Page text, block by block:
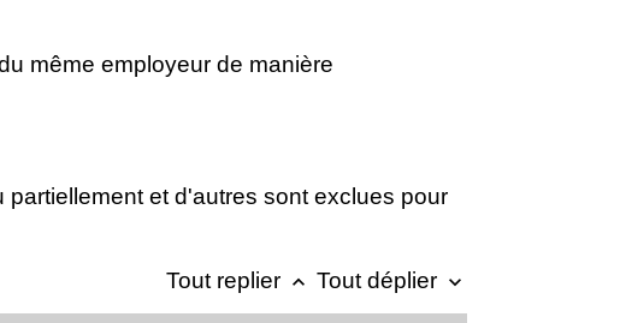
même employeur de manière
et d'autres sont exclues pour
Tout replier keyboard_arrow_up Tout déplier keyboard_arrow_down